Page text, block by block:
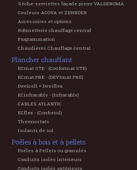
Sèche-serviettes façade pierre VALDEROMA
Couleurs ACOVA et ZEHNDER
Accessoires et options
Robinetterie chauffage central
Programmation
Chaudières Chauffage central
Plancher chauffant
ECmat STE - (Conformat STE)
ECmat PRE - (DEVImat PRE)
Devicell + Deviflex
ECinfracable - (Infracable)
CABLES ATLANTIC
ECflex - (Conforsol)
Thermostats
Isolants de sol
Poêles à bois et à pellets
Poêles à Pellets ou granulés
Conduits isolés intérieurs
Conduits isolés extérieurs